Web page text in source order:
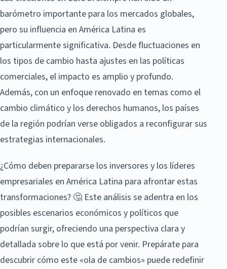
barómetro importante para los mercados globales,
pero su influencia en América Latina es
particularmente significativa. Desde fluctuaciones en
los tipos de cambio hasta ajustes en las políticas
comerciales, el impacto es amplio y profundo.
Además, con un enfoque renovado en temas como el
cambio climático y los derechos humanos, los países
de la región podrían verse obligados a reconfigurar sus
estrategias internacionales.
¿Cómo deben prepararse los inversores y los líderes
empresariales en América Latina para afrontar estas
transformaciones? 🤔 Este análisis se adentra en los
posibles escenarios económicos y políticos que
podrían surgir, ofreciendo una perspectiva clara y
detallada sobre lo que está por venir. Prepárate para
descubrir cómo este «ola de cambios» puede redefinir